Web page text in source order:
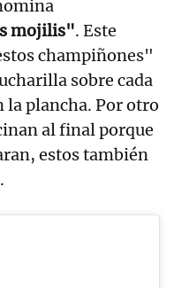
mojilis". Este
champiñones"
sobre cada
la plancha. Por otro
al final porque
estos también